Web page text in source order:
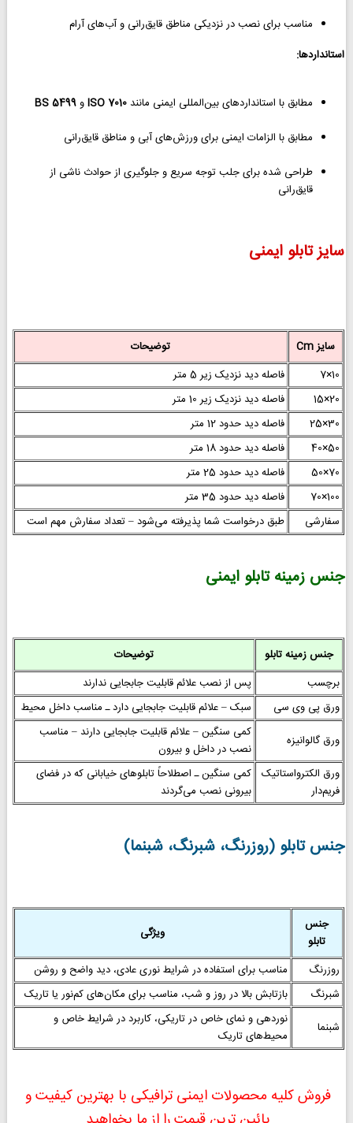
مناسب برای نصب در نزدیکی مناطق قایق‌رانی و آب‌های آرام
استانداردها:
مطابق با استانداردهای بین‌المللی ایمنی مانندISO 7010وBS 5499
مطابق با الزامات ایمنی برای ورزش‌های آبی و مناطق قایق‌رانی
طراحی شده برای جلب توجه سریع و جلوگیری از حوادث ناشی از
قایق‌رانی
سایز تابلو ایمنی
سایز Cm
توضیحات
10×7
فاصله دید نزدیک زیر 5 متر
20×15
فاصله دید نزدیک زیر 10 متر
30×25
فاصله دید حدود 12 متر
50×40
فاصله دید حدود 18 متر
70×50
فاصله دید حدود 25 متر
100×70
فاصله دید حدود 35 متر
سفارشی
طبق درخواست شما پذیرفته می‌شود – تعداد سفارش مهم است
جنس زمینه تابلو ایمنی
جنس زمینه تابلو
توضیحات
برچسب
پس از نصب علائم قابلیت جابجایی ندارند
ورق پی وی سی
سبک – علائم قابلیت جابجایی دارد ـ مناسب داخل محیط
ورق گالوانیزه
کمی سنگین – علائم قابلیت جابجایی دارند – مناسب
نصب در داخل و بیرون
ورق الکترواستاتیک
فریم‌دار
کمی سنگین ـ اصطلاحاً تابلوهای خیابانی که در فضای
بیرونی نصب می‌گردند
جنس تابلو (روزرنگ، شبرنگ، شبنما)
جنس
تابلو
ویژگی
روزرنگ
مناسب برای استفاده در شرایط نوری عادی، دید واضح و روشن
شبرنگ
بازتابش بالا در روز و شب، مناسب برای مکان‌های کم‌نور یا تاریک
شبنما
نوردهی و نمای خاص در تاریکی، کاربرد در شرایط خاص و
محیط‌های تاریک
فروش کلیه محصولات ایمنی ترافیکی با بهترین کیفیت و